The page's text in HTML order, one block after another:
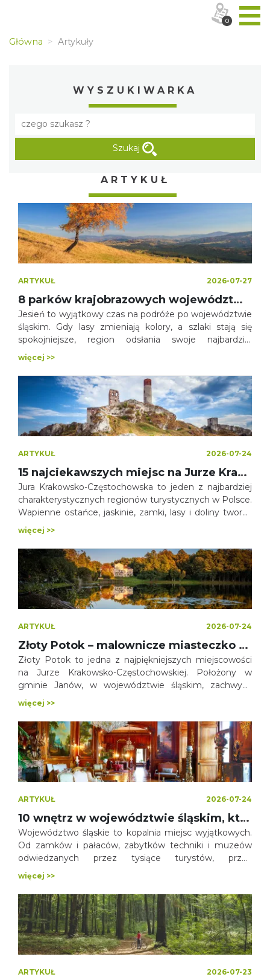
Główna Artykuły
WYSZUKIWARKA
Szukaj
ARTYKUŁ
ARTYKUŁ 2026-07-27
8 parków krajobrazowych województwa śląskiego, które zachwycają jesienią
Jesień to wyjątkowy czas na podróże po województwie
śląskim. Gdy lasy zmieniają kolory, a szlaki stają się
spokojniejsze, region odsłania swoje najbardziej
malownicze oblicze. To doskonały moment, aby wybrać
się na spacer, rodzinną wycieczkę, fotograficzną
wyprawę albo weekendowy odpoczynek blisko natury.
więcej >>
ARTYKUŁ 2026-07-24
15 najciekawszych miejsc na Jurze Krakowsko-Częstochowskiej
Jura Krakowsko-Częstochowska to jeden z najbardziej
charakterystycznych regionów turystycznych w Polsce.
Wapienne ostańce, jaskinie, zamki, lasy i doliny tworzą
krajobraz, który trudno pomylić z jakimkolwiek innym
miejscem. To dobry kierunek zarówno na weekendowy
wyjazd, jak i jednodniową wycieczkę – pieszą, rowerową
czy po prostu nastawioną na zwiedzanie.
więcej >>
ARTYKUŁ 2026-07-24
Złoty Potok – malownicze miasteczko na Jurze Krakowsko-Częstochowskiej
Złoty Potok to jedna z najpiękniejszych miejscowości
na Jurze Krakowsko-Częstochowskiej. Położony w
gminie Janów, w województwie śląskim, zachwyca
wyjątkowym połączeniem malowniczych krajobrazów,
zabytków, rezerwatów przyrody i licznych atrakcji
turystycznych. To doskonały kierunek zarówno na
jednodniową wycieczkę, jak i weekendowy pobyt.
więcej >>
ARTYKUŁ 2026-07-24
10 wnętrz w województwie śląskim, które musisz zobaczyć!
Województwo śląskie to kopalnia miejsc wyjątkowych.
Od zamków i pałaców, zabytków techniki i muzeów
odwiedzanych przez tysiące turystów, przez
kamieniołomy, kapliczki, skanseny aż do miejsc
znanych tylko wybranym, najbardziej zapalonym
odkrywcom. Dzisiaj zabieramy Was w podróż po 10
wnętrzach województwa śląskiego, które urzekły nas
swoją wyjątkowością, klasą i charakterem.
więcej >>
ARTYKUŁ 2026-07-23
0